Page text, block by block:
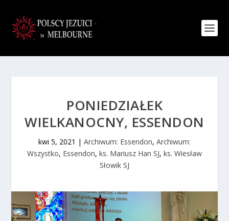
PONIEDZIAŁEK
WIELKANOCNY, ESSENDON
kwi 5, 2021 | Archiwum: Essendon, Archiwum:
Wszystko, Essendon, ks. Mariusz Han SJ, ks. Wiesław
Słowik SJ